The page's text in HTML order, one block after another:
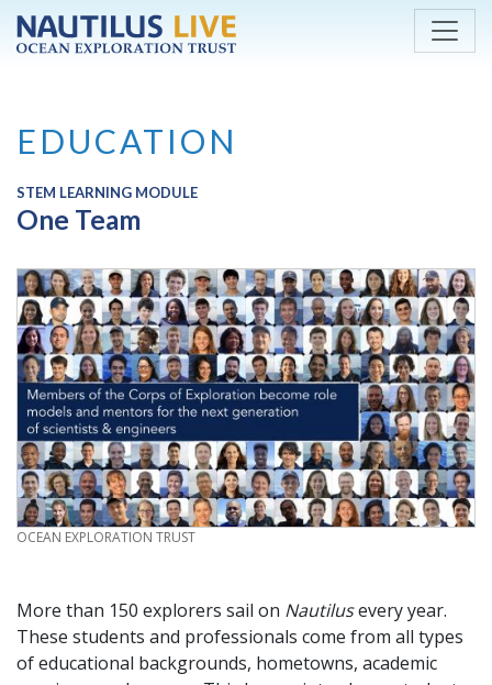
Skip to main content
EDUCATION
STEM LEARNING MODULE
One Team
CREDIT
OCEAN EXPLORATION TRUST
More than 150 explorers sail on Nautilusevery year.
These students and professionals come from all types
of educational backgrounds, hometowns, academic